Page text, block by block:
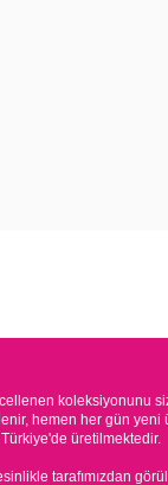
koleksiyonunu
hemen her gün
üretilmektedir.
tarafımızdan